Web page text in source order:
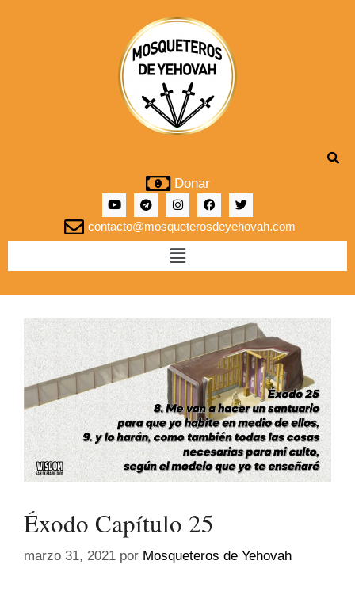
Donar
contacto@mosqueterosdeyehovah.com
Éxodo Capítulo 25
marzo 31, 2021 por Mosqueteros de Yehovah